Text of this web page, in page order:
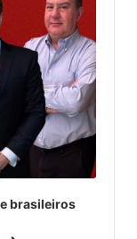
brasileiros